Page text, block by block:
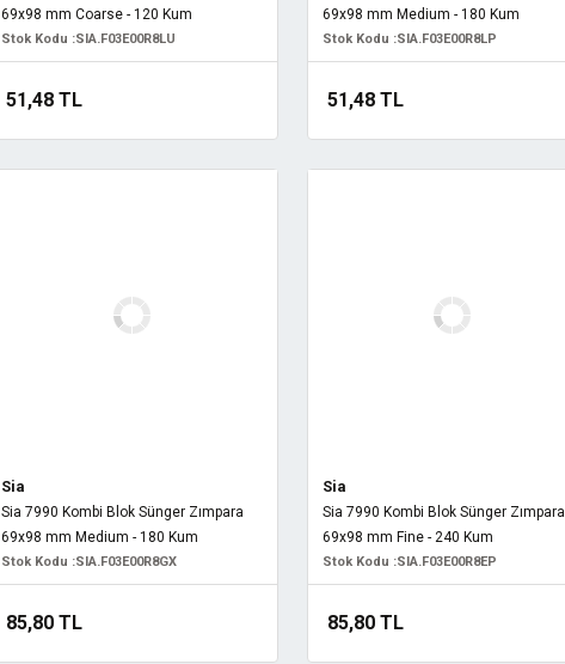
69x98 mm Coarse - 120 Kum
Stok Kodu :SIA.F03E00R8LU
51,48 TL
69x98 mm Medium - 180 Kum
Stok Kodu :SIA.F03E00R8LP
51,48 TL
Sia
Sia 7990 Kombi Blok Sünger Zımpara
69x98 mm Medium - 180 Kum
Stok Kodu :SIA.F03E00R8GX
85,80 TL
Sia
Sia 7990 Kombi Blok Sünger Zımpara
69x98 mm Fine - 240 Kum
Stok Kodu :SIA.F03E00R8EP
85,80 TL